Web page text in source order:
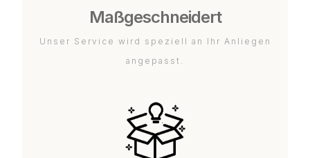
Maßgeschneidert
Unser Service wird speziell an Ihr Anliegen
angepasst.